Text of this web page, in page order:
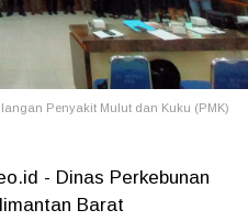
Penyakit Mulut dan Kuku (PMK)
- Dinas Perkebunan
Barat